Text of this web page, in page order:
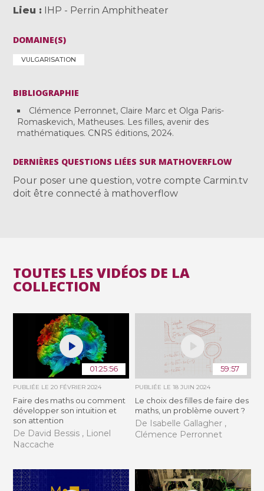
Lieu
IHP - Perrin Amphitheater
DOMAINE(S)
VULGARISATION
BIBLIOGRAPHIE
Clémence Perronnet, Claire Marc et Olga Paris-
Romaskevich, Matheuses. Les filles, avenir des
mathématiques. CNRS éditions, 2024.
DERNIÈRES QUESTIONS LIÉES SUR MATHOVERFLOW
Pour poser une question, votre compte Carmin.tv
doit être connecté à mathoverflow
TOUTES LES VIDÉOS DE LA
COLLECTION
01:25:56
PUBLIÉE LE20 FÉVRIER 2024
Faire des maths ou comment
développer son intuition et
son attention
De David Bessis , Lionel
Naccache
59:57
PUBLIÉE LE 18 JUIN 2024
Le choix des filles de faire des
maths, un problème ouvert ?
De Isabelle Gallagher ,
Clémence Perronnet